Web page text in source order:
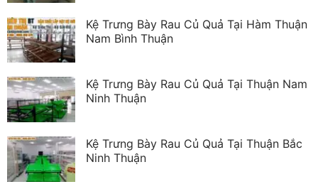
Kệ Trưng Bày Rau Củ Quả Tại Hàm Thuận
Nam Bình Thuận
Kệ Trưng Bày Rau Củ Quả Tại Thuận Nam
Ninh Thuận
Kệ Trưng Bày Rau Củ Quả Tại Thuận Bắc
Ninh Thuận